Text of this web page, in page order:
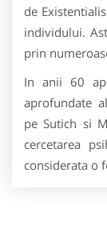
de
individului.
prin
In anii 60
aprofundate
pe Sutich si
cercetarea
considerata o